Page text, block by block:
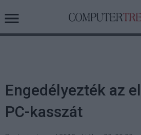
Engedélyezték az
PC-kasszát